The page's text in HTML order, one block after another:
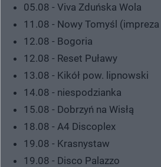
05.08 - Viva Zduńska Wola
11.08 - Nowy Tomyśl (impreza
12.08 - Bogoria
12.08 - Reset Puławy
13.08 - Kikół pow. lipnowski
14.08 - niespodzianka
15.08 - Dobrzyń na Wisłą
18.08 - A4 Discoplex
19.08 - Krasnystaw
19.08 - Disco Palazzo